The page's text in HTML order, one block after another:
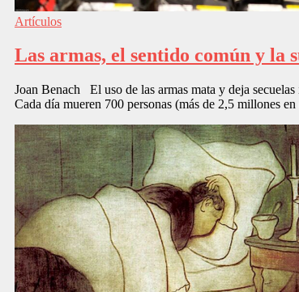
Artículos
Las armas, el sentido común y la
Joan Benach El uso de las armas mata y deja
Cada día mueren 700 personas (más de 2,5 millones en